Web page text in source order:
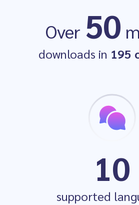
Launch
Over 50
downloads in 195
10
supported